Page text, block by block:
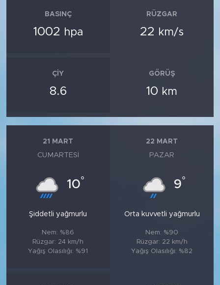
BASINÇ
1002 hpa
RÜZGAR
22 km/s
ÇIY
8.6
GÖRÜŞ
10 km
21 MART
CUMARTESI
10°
Şiddetli yağmurlu
Nem: %86
Rüzgar: 24 km/h
Yağış Olasılığı: %91
22 MART
PAZAR
9°
Orta kuvvetli yağmurlu
Nem: %90
Rüzgar: 22 km/h
Yağış Olasılığı: %82